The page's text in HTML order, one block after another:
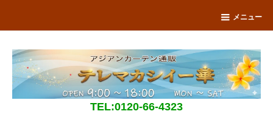
メニュー
TEL:0120-66-4323